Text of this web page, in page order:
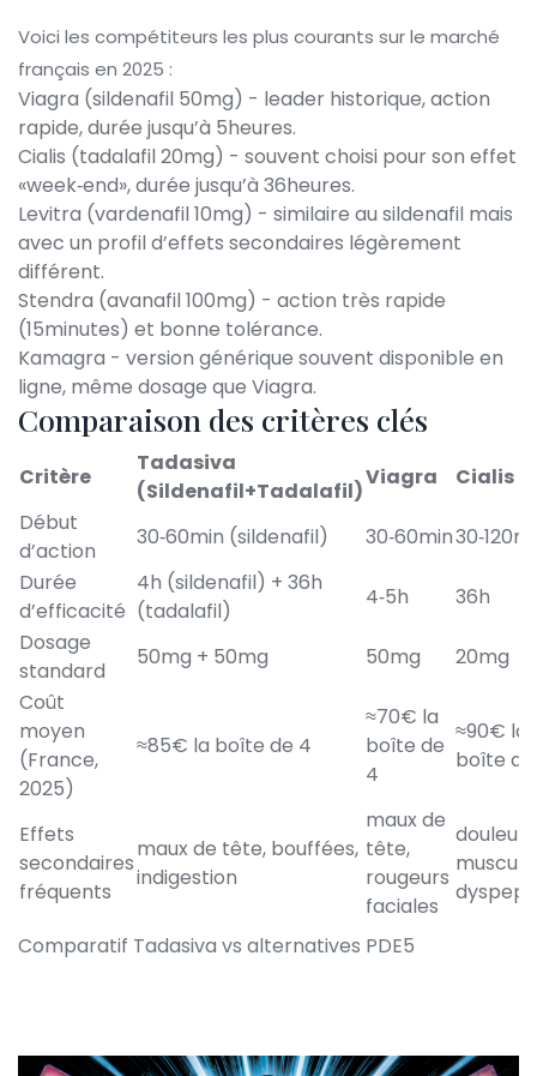
Voici les compétiteurs les plus courants sur le marché
français en 2025 :
Viagra (sildenafil 50mg) - leader historique, action
rapide, durée jusqu’à 5heures.
Cialis (tadalafil 20mg) - souvent choisi pour son effet
«week‑end», durée jusqu’à 36heures.
Levitra (vardenafil 10mg) - similaire au sildenafil mais
avec un profil d’effets secondaires légèrement
différent.
Stendra (avanafil 100mg) - action très rapide
(15minutes) et bonne tolérance.
Kamagra - version générique souvent disponible en
ligne, même dosage que Viagra.
Comparaison des critères clés
Comparatif Tadasiva vs alternatives PDE5
Critère
Tadasiva
(Sildenafil+Tadalafil)
Viagra
Cialis
Début
d’action
30‑60min (sildenafil) 30‑60min
Durée
d’efficacité
4h (sildenafil) + 36h
(tadalafil)
4‑5h
36h
Dosage
standard
50mg + 50mg 50mg
20mg
Coût
moyen
(France,
2025)
≈85€ la boîte de 4
≈70€ la
boîte de
4
≈90€ la
boîte
Effets
secondaires
fréquents
maux de tête, bouffées,
indigestion
maux de
tête,
rougeurs
faciales
douleurs